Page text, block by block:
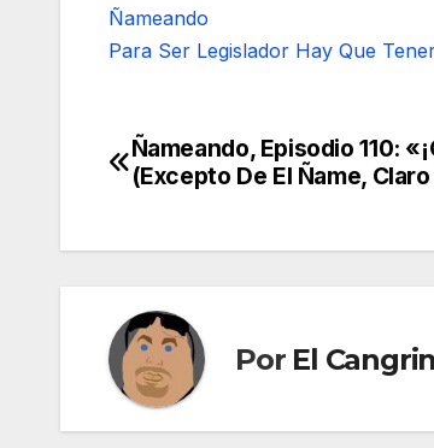
Ñameando
Para Ser Legislador Hay Que
Navegación
entradas
Ñameando, Episodio 110:
(Excepto De El Ñame,
Por El